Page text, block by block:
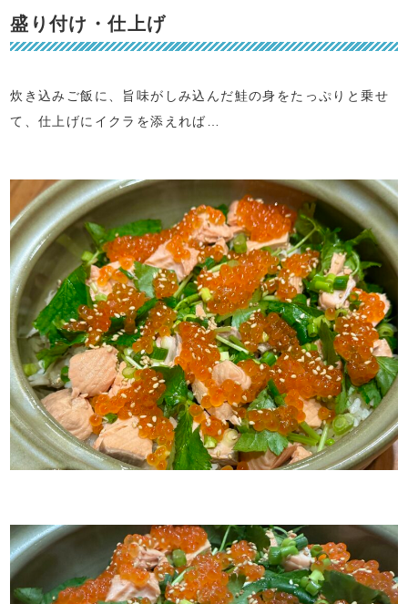
盛り付け・仕上げ
炊き込みご飯に、旨味がしみ込んだ鮭の身をたっぷりと乗せ
て、仕上げにイクラを添えれば…